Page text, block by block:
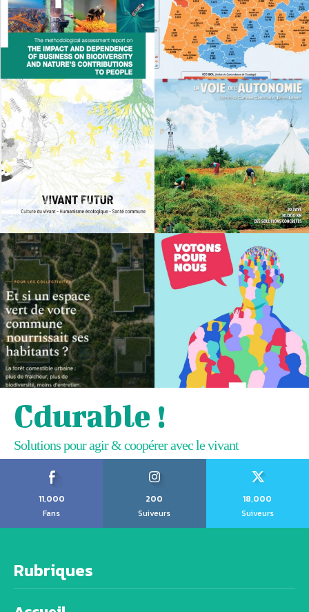
Cdurable !
Solutions pour agir & coopérer avec le vivant
11,000
Fans
200
Suiveurs
18,000
Suiveurs
Rubriques